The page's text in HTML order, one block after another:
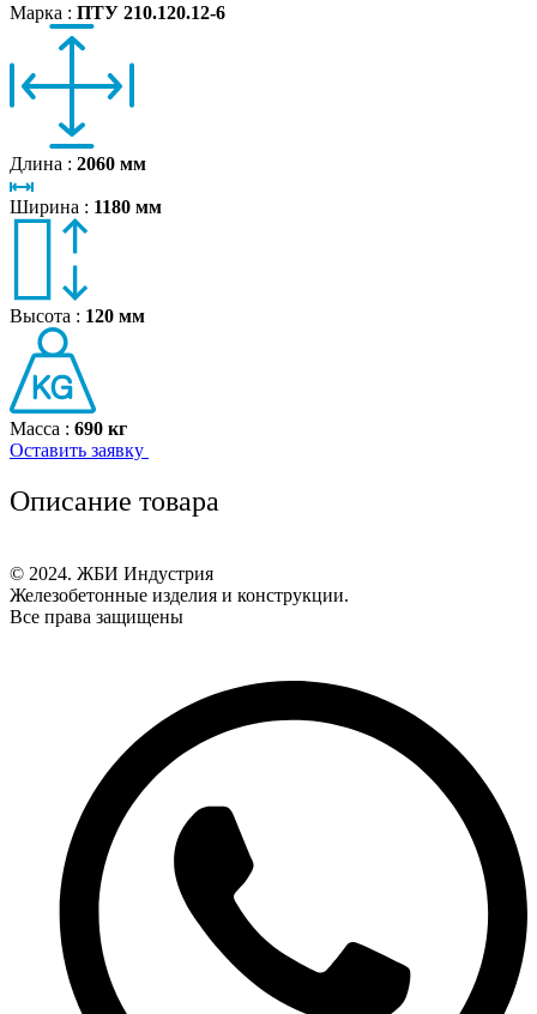
Марка : ПТУ 210.120.12-6
Длина : 2060 мм
Ширина : 1180 мм
Высота : 120 мм
Масса : 690 кг
Оставить заявку
Описание товара
© 2024. ЖБИ Индустрия
Железобетонные изделия и конструкции.
Все права защищены